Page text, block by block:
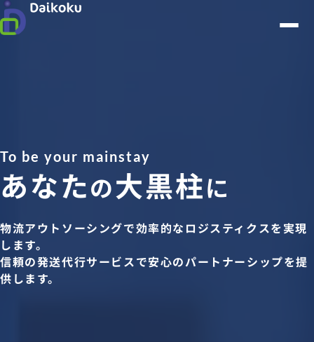
To be your mainstay
あなたの大黒柱に
物流アウトソーシングで効率的なロジスティクスを実現
します。
信頼の発送代行サービスで安心のパートナーシップを提
供します。